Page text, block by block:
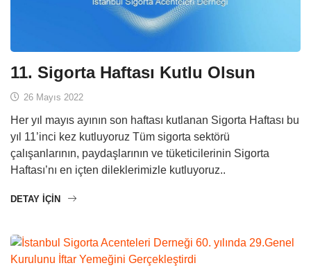
11. Sigorta Haftası Kutlu Olsun
26 Mayıs 2022
Her yıl mayıs ayının son haftası kutlanan Sigorta Haftası bu
yıl 11’inci kez kutluyoruz Tüm sigorta sektörü
çalışanlarının, paydaşlarının ve tüketicilerinin Sigorta
Haftası’nı en içten dileklerimizle kutluyoruz..
DETAY IÇIN